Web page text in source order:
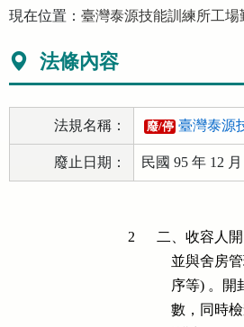
現在位置：臺灣泰源技能訓練所工場
法條內容
法規名稱： 廢/停 臺灣泰源
廢止日期： 民國 95 年 12 月
2
二、收容人
並與舍房
序等) 。
數，同